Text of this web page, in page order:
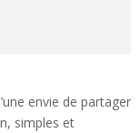
envie de partager
simples et